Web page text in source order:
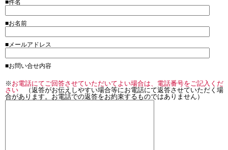
■件名
■お名前
■メールアドレス
■お問い合せ内容
※ お電話にてご回答させていただいてよい場合は、電話番号をご記入くだ
さい （返答がお伝えしやすい場合等にお電話にて返答させていただく場
合があります。お電話での返答をお約束するものではありません）